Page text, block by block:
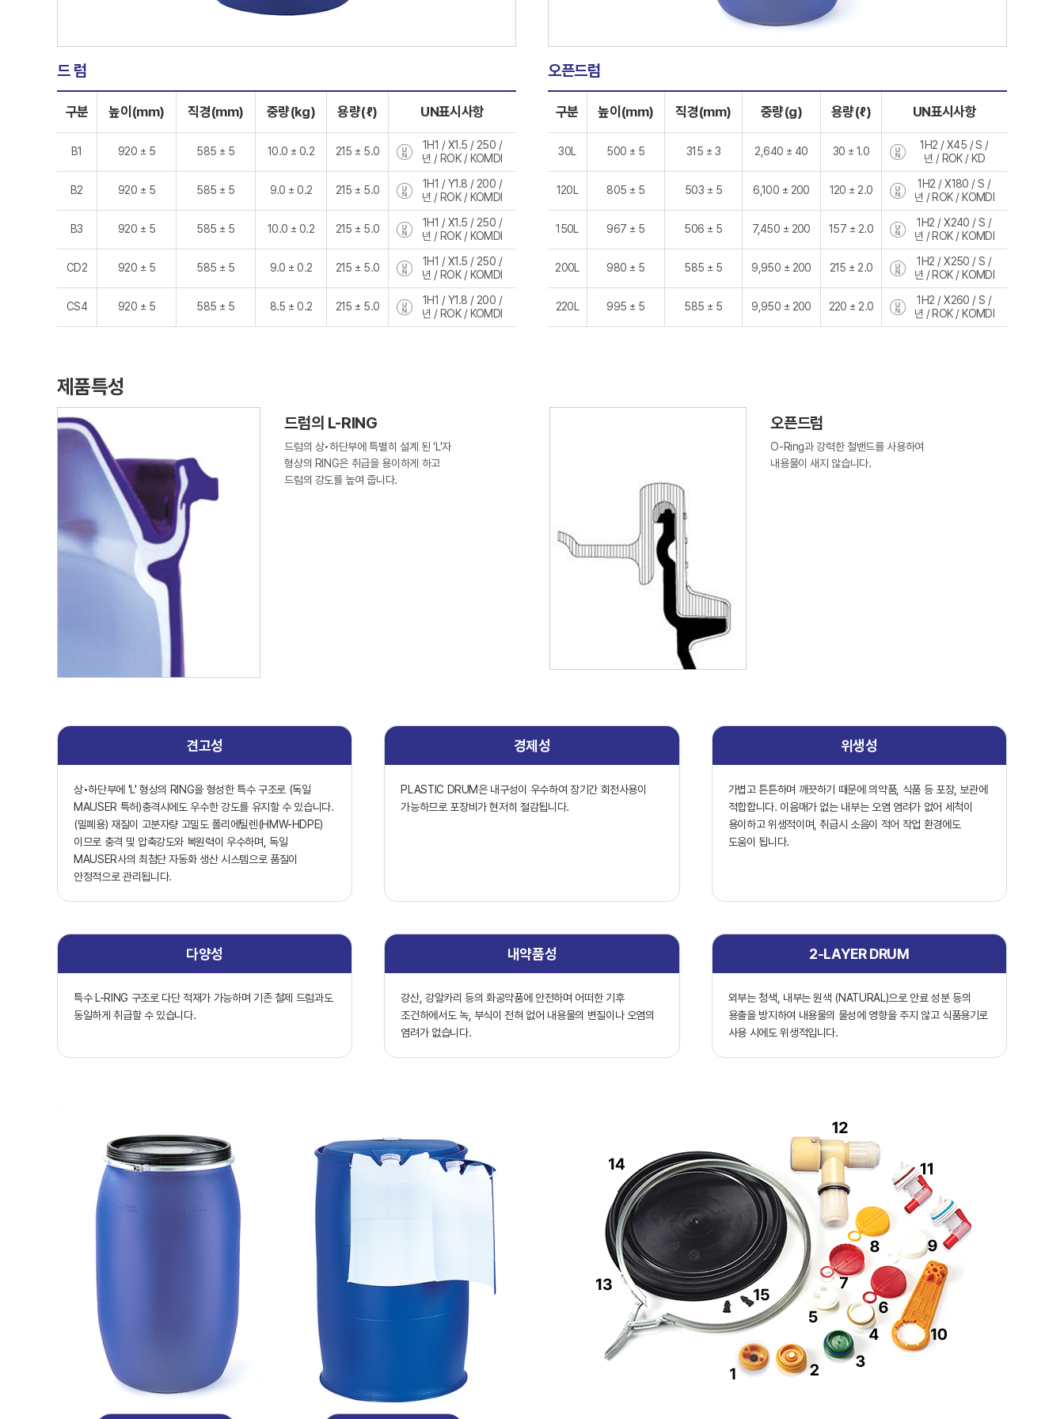
드 럼
구분 높이(mm) 직경(mm) 중량(kg) 용량(ℓ) UN표시사항
B1 920 ± 5 585 ± 5 10.0 ± 0.2 215 ± 5.0
1H1 / X1.5 / 250 /
년 / ROK / KOMDI
B2 920 ± 5 585 ± 5 9.0 ± 0.2 215 ± 5.0
1H1 / Y1.8 / 200 /
년 / ROK / KOMDI
B3 920 ± 5 585 ± 5 10.0 ± 0.2 215 ± 5.0
1H1 / X1.5 / 250 /
년 / ROK / KOMDI
CD2 920 ± 5 585 ± 5 9.0 ± 0.2 215 ± 5.0
1H1 / X1.5 / 250 /
년 / ROK / KOMDI
CS4 920 ± 5 585 ± 5 8.5 ± 0.2 215 ± 5.0
1H1 / Y1.8 / 200 /
년 / ROK / KOMDI
오픈드럼
구분 높이(mm) 직경(mm) 중량(g) 용량(ℓ) UN표시사항
30L 500 ± 5 315 ± 3 2,640 ± 40 30 ± 1.0
1H2 / X45 / S /
년 / ROK / KD
120L 805 ± 5 503 ± 5 6,100 ± 200 120 ± 2.0
1H2 / X180 / S /
년 / ROK / KOMDI
150L 967 ± 5 506 ± 5 7,450 ± 200 157 ± 2.0
1H2 / X240 / S /
년 / ROK / KOMDI
200L 980 ± 5 585 ± 5 9,950 ± 200 215 ± 2.0
1H2 / X250 / S /
년 / ROK / KOMDI
220L 995 ± 5 585 ± 5 9,950 ± 200 220 ± 2.0
1H2 / X260 / S /
년 / ROK / KOMDI
제품특성
드럼의 L-RING
드럼의 상•하단부에 특별히 설계 된 'L'자
형상의 RING은 취급을 용이하게 하고
드럼의 강도를 높여 줍니다.
오픈드럼
O-Ring과 강력한 철밴드를 사용하여
내용물이 새지 않습니다.
견고성
상•하단부에 'L' 형상의 RING을 형성한 특수 구조로 (독일
MAUSER 특허)충격시에도 우수한 강도를 유지할 수 있습니다.
(밀폐용) 재질이 고분자량 고밀도 폴리에틸렌(HMW-HDPE)
이므로 충격 및 압축강도와 복원력이 우수하며, 독일
MAUSER사의 최첨단 자동화 생산 시스템으로 품질이
안정적으로 관리됩니다.
경제성
PLASTIC DRUM은 내구성이 우수하여 장기간 회전사용이
가능하므로 포장비가 현저히 절감됩니다.
위생성
가볍고 튼튼하며 깨끗하기 때문에 의약품, 식품 등 포장, 보관에
적합합니다. 이음매가 없는 내부는 오염 염려가 없어 세척이
용이하고 위생적이며, 취급시 소음이 적어 작업 환경에도
도움이 됩니다.
다양성
특수 L-RING 구조로 다단 적재가 가능하며 기존 철제 드럼과도
동일하게 취급할 수 있습니다.
내약품성
강산, 강알카리 등의 화공약품에 안전하며 어떠한 기후
조건하에서도 녹, 부식이 전혀 없어 내용물의 변질이나 오염의
염려가 없습니다.
2-LAYER DRUM
외부는 청색, 내부는 원색 (NATURAL)으로 안료 성분 등의
용출을 방지하여 내용물의 물성에 영향을 주지 않고 식품용기로
사용 시에도 위생적입니다.